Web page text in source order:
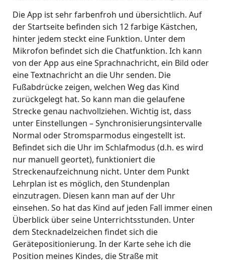
Die App ist sehr farbenfroh und übersichtlich. Auf
der Startseite befinden sich 12 farbige Kästchen,
hinter jedem steckt eine Funktion. Unter dem
Mikrofon befindet sich die Chatfunktion. Ich kann
von der App aus eine Sprachnachricht, ein Bild oder
eine Textnachricht an die Uhr senden. Die
Fußabdrücke zeigen, welchen Weg das Kind
zurückgelegt hat. So kann man die gelaufene
Strecke genau nachvollziehen. Wichtig ist, dass
unter Einstellungen – Synchronisierungsintervalle
Normal oder Stromsparmodus eingestellt ist.
Befindet sich die Uhr im Schlafmodus (d.h. es wird
nur manuell geortet), funktioniert die
Streckenaufzeichnung nicht. Unter dem Punkt
Lehrplan ist es möglich, den Stundenplan
einzutragen. Diesen kann man auf der Uhr
einsehen. So hat das Kind auf jeden Fall immer einen
Überblick über seine Unterrichtsstunden. Unter
dem Stecknadelzeichen findet sich die
Gerätepositionierung. In der Karte sehe ich die
Position meines Kindes, die Straße mit